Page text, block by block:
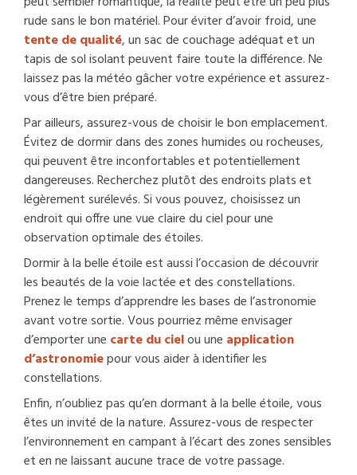
rude sans le bon matériel. Pour éviter d’avoir froid, une
tente de qualité, un sac de couchage adéquat et un
tapis de sol isolant peuvent faire toute la différence. Ne
laissez pas la météo gâcher votre expérience et assurez-
vous d’être bien préparé.
Par ailleurs, assurez-vous de choisir le bon emplacement.
Évitez de dormir dans des zones humides ou rocheuses,
qui peuvent être inconfortables et potentiellement
dangereuses. Recherchez plutôt des endroits plats et
légèrement surélevés. Si vous pouvez, choisissez un
endroit qui offre une vue claire du ciel pour une
observation optimale des étoiles.
Dormir à la belle étoile est aussi l’occasion de découvrir
les beautés de la voie lactée et des constellations.
Prenez le temps d’apprendre les bases de l’astronomie
avant votre sortie. Vous pourriez même envisager
d’emporter une carte du cielou une application
d’astronomiepour vous aider à identifier les
constellations.
Enfin, n’oubliez pas qu’en dormant à la belle étoile, vous
êtes un invité de la nature. Assurez-vous de respecter
l’environnement en campant à l’écart des zones sensibles
et en ne laissant aucune trace de votre passage.